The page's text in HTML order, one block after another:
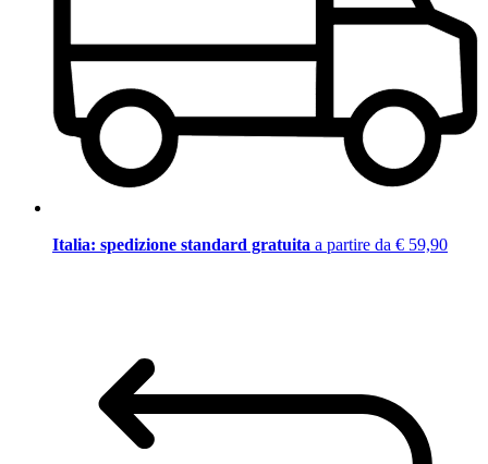
Italia: spedizione standard gratuita a partire da € 59,90